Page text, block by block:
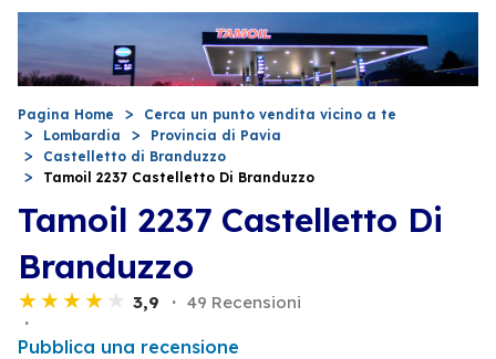
Pagina Home
Cerca un punto vendita vicino a te
Lombardia
Provincia di Pavia
Castelletto di Branduzzo
Tamoil 2237 Castelletto Di Branduzzo
Tamoil 2237 Castelletto Di
Branduzzo
3,9 49 Recensioni
Pubblica una recensione